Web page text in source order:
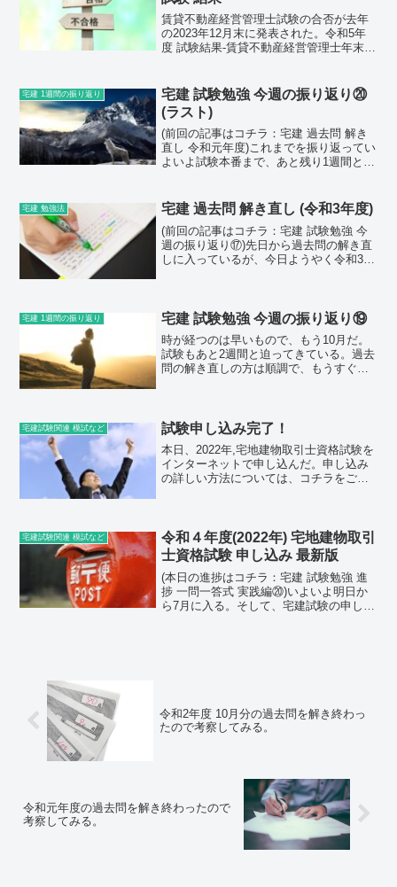
賃貸不動産経営管理士試験の合否が去年
の2023年12月末に発表された。令和5年
度 試験結果-賃貸不動産経営管理士年末年
のも、今回の試験の自分の出来に自信が
なかったのもあ...
宅建 1週間の振り返り
宅建 試験勉強 今週の振り返り⑳
(ラスト)
(前回の記事はコチラ：宅建 過去問 解き
直し 令和元年度)これまでを振り返ってい
よいよ試験本番まで、あと残り1週間とな
だ、なんて初めの頃に言っていたが、こ
うしてみると何...
宅建 勉強法 宅建 過去問 解き直し (令和3年度)
(前回の記事はコチラ：宅建 試験勉強 今
週の振り返り⑰)先日から過去問の解き直
しに入っているが、今日ようやく令和3年
初めて解い...
宅建 1週間の振り返り 宅建 試験勉強 今週の振り返り⑲
時が経つのは早いもので、もう10月だ。
試験もあと2週間と迫ってきている。過去
問の解き直しの方は順調で、もうすぐで
に正答を探し出す...
宅建試験関連 模試など 試験申し込み完了！
本日、2022年,宅地建物取引士資格試験を
インターネットで申し込んだ。申し込み
の詳しい方法については、コチラをご覧
枠内...
宅建試験関連 模試など
令和４年度(2022年) 宅地建物取引
士資格試験 申し込み 最新版
(本日の進捗はコチラ：宅建 試験勉強 進
捗 一問一答式 実践編⑳)いよいよ明日か
ら7月に入る。そして、宅建試験の申し込
令和2年度 10月分の過去問を解き終わっ
たので考察してみる。
令和元年度の過去問を解き終わったので
考察してみる。